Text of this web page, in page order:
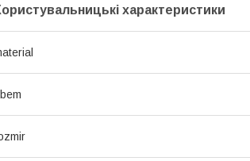
характеристики